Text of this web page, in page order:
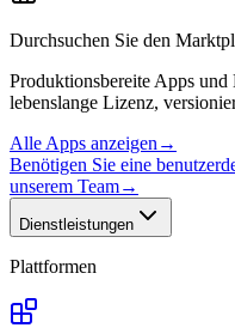
Durchsuchen Sie den
Produktionsbereite Apps
lebenslange Lizenz,
Alle Apps anzeigen →
Benötigen Sie eine
unserem Team→
Dienstleistungen
Plattformen